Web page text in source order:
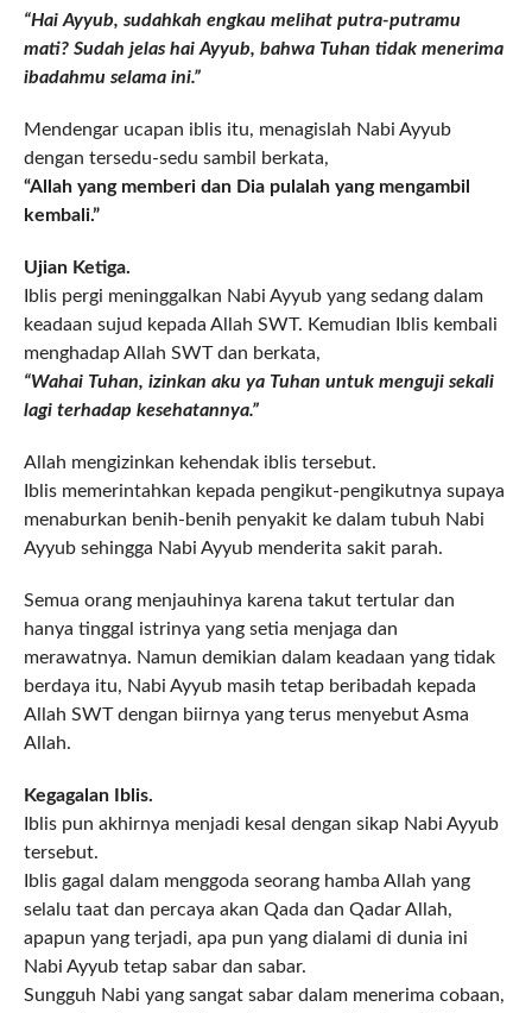
“Hai Ayyub, sudahkah engkau melihat putra-putramu
mati? Sudah jelas hai Ayyub, bahwa Tuhan tidak menerima
ibadahmu selama ini.”
Mendengar ucapan iblis itu, menagislah Nabi Ayyub
dengan tersedu-sedu sambil berkata,
“Allah yang memberi dan Dia pulalah yang mengambil
kembali.”
Ujian Ketiga.
Iblis pergi meninggalkan Nabi Ayyub yang sedang dalam
keadaan sujud kepada Allah SWT. Kemudian Iblis kembali
menghadap Allah SWT dan berkata,
“Wahai Tuhan, izinkan aku ya Tuhan untuk menguji sekali
lagi terhadap kesehatannya.”
Allah mengizinkan kehendak iblis tersebut.
Iblis memerintahkan kepada pengikut-pengikutnya supaya
menaburkan benih-benih penyakit ke dalam tubuh Nabi
Ayyub sehingga Nabi Ayyub menderita sakit parah.
Semua orang menjauhinya karena takut tertular dan
hanya tinggal istrinya yang setia menjaga dan
merawatnya. Namun demikian dalam keadaan yang tidak
berdaya itu, Nabi Ayyub masih tetap beribadah kepada
Allah SWT dengan biirnya yang terus menyebut Asma
Allah.
Kegagalan Iblis.
Iblis pun akhirnya menjadi kesal dengan sikap Nabi Ayyub
tersebut.
Iblis gagal dalam menggoda seorang hamba Allah yang
selalu taat dan percaya akan Qada dan Qadar Allah,
apapun yang terjadi, apa pun yang dialami di dunia ini
Nabi Ayyub tetap sabar dan sabar.
Sungguh Nabi yang sangat sabar dalam menerima cobaan,